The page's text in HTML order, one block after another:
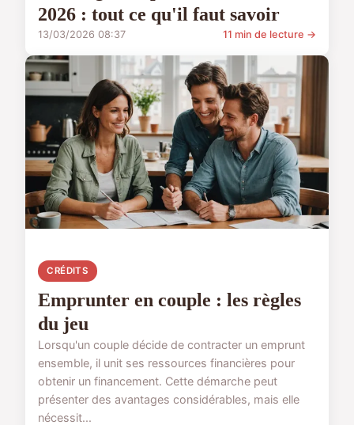
2026 : tout ce qu'il faut savoir
13/03/2026 08:37 11 min de lecture →
CRÉDITS
Emprunter en couple : les règles
du jeu
Lorsqu'un couple décide de contracter un emprunt
ensemble, il unit ses ressources financières pour
obtenir un financement. Cette démarche peut
présenter des avantages considérables, mais elle
nécessit...